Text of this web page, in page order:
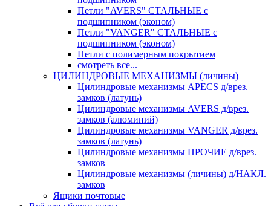
Петли "AVERS" СТАЛЬНЫЕ с
подшипником (эконом)
Петли "VANGER" СТАЛЬНЫЕ с
подшипником (эконом)
Петли с полимерным покрытием
смотреть все...
ЦИЛИНДРОВЫЕ МЕХАНИЗМЫ (личины)
Цилиндровые механизмы APECS д/врез.
замков (латунь)
Цилиндровые механизмы AVERS д/врез.
замков (алюминий)
Цилиндровые механизмы VANGER д/врез.
замков (латунь)
Цилиндровые механизмы ПРОЧИЕ д/врез.
замков
Цилиндровые механизмы (личины) д/НАКЛ.
замков
Ящики почтовые